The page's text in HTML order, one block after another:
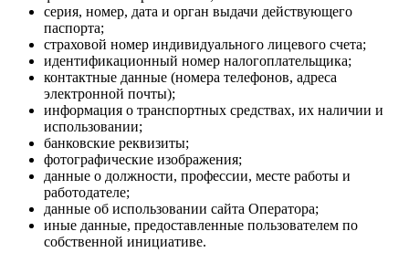
серия, номер, дата и орган выдачи действующего
паспорта;
страховой номер индивидуального лицевого счета;
идентификационный номер налогоплательщика;
контактные данные (номера телефонов, адреса
электронной почты);
информация о транспортных средствах, их наличии и
использовании;
банковские реквизиты;
фотографические изображения;
данные о должности, профессии, месте работы и
работодателе;
данные об использовании сайта Оператора;
иные данные, предоставленные пользователем по
собственной инициативе.